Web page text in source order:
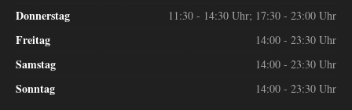
Donnerstag 11:30 - 14:30 Uhr; 17:30 - 23:00 Uhr
Freitag 14:00 - 23:30 Uhr
Samstag 14:00 - 23:30 Uhr
Sonntag 14:00 - 23:30 Uhr